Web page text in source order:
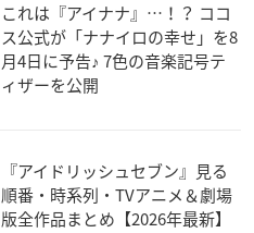
これは『アイナナ』…！？ ココ
ス公式が「ナナイロの幸せ」を8
月4日に予告♪ 7色の音楽記号テ
ィザーを公開
『アイドリッシュセブン』見る
順番・時系列・TVアニメ＆劇場
版全作品まとめ【2026年最新】